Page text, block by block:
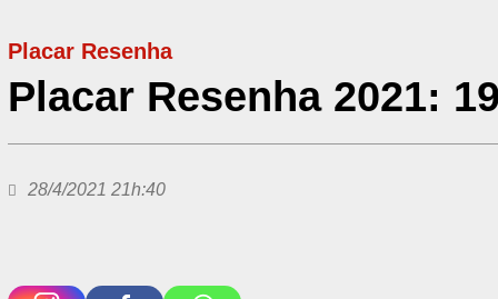
Placar Resenha
Placar Resenha 2021:
28/4/2021 21h:40